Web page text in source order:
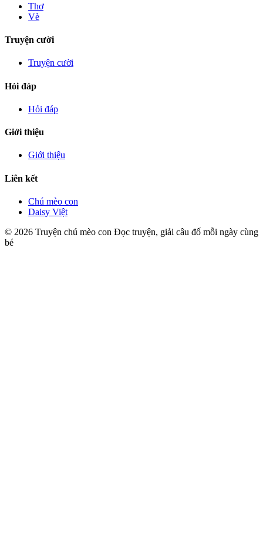
Thơ
Vè
Truyện cười
Truyện cười
Hỏi đáp
Hỏi đáp
Giới thiệu
Giới thiệu
Liên kết
Chú mèo con
Daisy Việt
© 2026 Truyện chú mèo con Đọc truyện, giải câu đố mỗi ngày cùng
bé